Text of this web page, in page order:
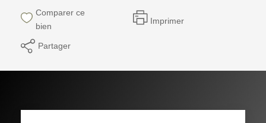
Comparer ce
bien
Imprimer
Partager